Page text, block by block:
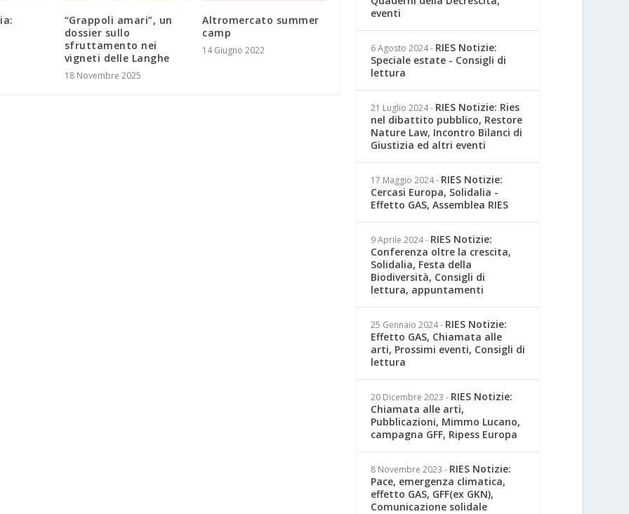
“Grappoli amari”, un
dossier sullo
sfruttamento nei
vigneti delle Langhe
18 Novembre 2025
Altromercato summer
camp
14 Giugno 2022
eventi
6 Agosto 2024- RIES Notizie:
Speciale estate - Consigli di
lettura
21 Luglio 2024- RIES Notizie: Ries
nel dibattito pubblico, Restore
Nature Law, Incontro Bilanci di
Giustizia ed altri eventi
17 Maggio 2024- RIES Notizie:
Cercasi Europa, Solidalia -
Effetto GAS, Assemblea RIES
9 Aprile 2024- RIES Notizie:
Conferenza oltre la crescita,
Solidalia, Festa della
Biodiversità, Consigli di
lettura, appuntamenti
25 Gennaio 2024- RIES Notizie:
Effetto GAS, Chiamata alle
arti, Prossimi eventi, Consigli di
lettura
20 Dicembre 2023 - RIES Notizie:
Chiamata alle arti,
Pubblicazioni, Mimmo Lucano,
campagna GFF, Ripess Europa
8 Novembre 2023 - RIES Notizie:
Pace, emergenza climatica,
effetto GAS, GFF(ex GKN),
Comunicazione solidale